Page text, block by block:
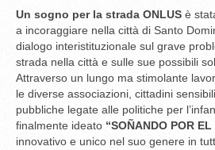
Un sogno per la strada ONLUS è
a incoraggiare nella città di Santo
dialogo interistituzionale sul grave
strada nella città e sulle sue possibili
Attraverso un lungo ma stimolante
le diverse associazioni, cittadini
pubbliche legate alle politiche per
finalmente ideato “SOÑANDO POR
innovativo e unico nel suo genere in